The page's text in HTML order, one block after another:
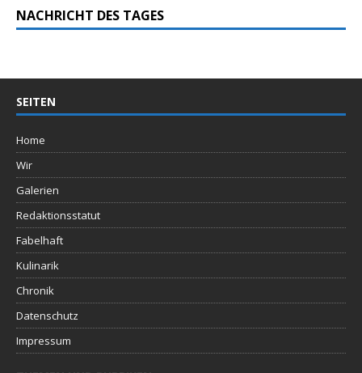
NACHRICHT DES TAGES
SEITEN
Home
Wir
Galerien
Redaktionsstatut
Fabelhaft
Kulinarik
Chronik
Datenschutz
Impressum